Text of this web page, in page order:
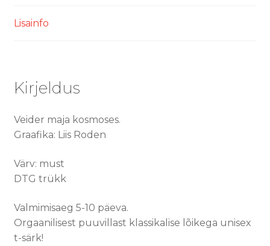
Lisainfo
Kirjeldus
Veider maja kosmoses.
Graafika: Liis Roden
Värv: must
DTG trükk
Valmimisaeg 5-10 päeva.
Orgaanilisest puuvillast klassikalise lõikega unisex
t-särk!